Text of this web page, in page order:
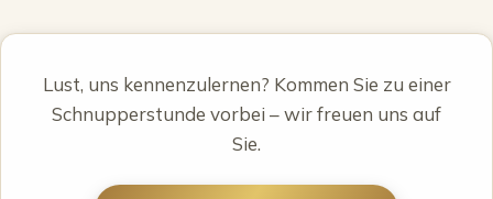
Lust, uns kennenzulernen? Kommen Sie zu einer
Schnupperstunde vorbei – wir freuen uns auf
Sie.